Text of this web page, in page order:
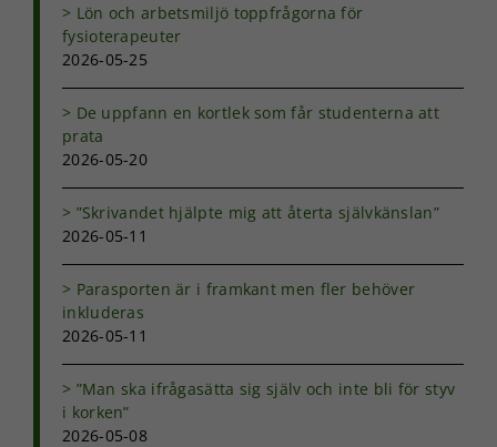
Lön och arbetsmiljö toppfrågorna för
fysioterapeuter
2026-05-25
De uppfann en kortlek som får studenterna att
prata
2026-05-20
”Skrivandet hjälpte mig att återta självkänslan”
2026-05-11
Parasporten är i framkant men fler behöver
inkluderas
2026-05-11
”Man ska ifrågasätta sig själv och inte bli för styv
i korken”
2026-05-08
Nödvändiga